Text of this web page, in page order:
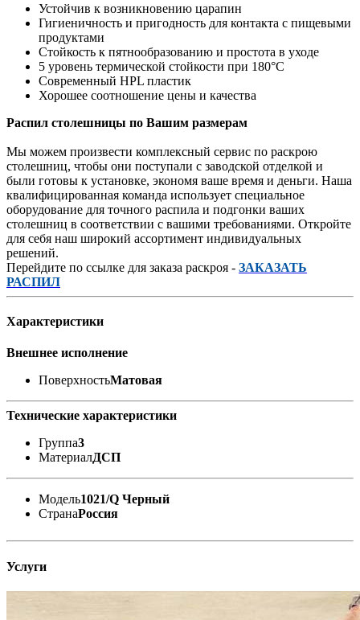
Устойчив к возникновению царапин
Гигиеничность и пригодность для контакта с пищевыми
продуктами
Стойкость к пятнообразованию и простота в уходе
5 уровень термической стойкости при 180°С
Современный HPL пластик
Хорошее соотношение цены и качества
Распил столешницы по Вашим размерам
Мы можем произвести комплексный сервис по раскрою
столешниц, чтобы они поступали с заводской отделкой и
были готовы к установке, экономя ваше время и деньги. Наша
квалифицированная команда использует специальное
оборудование для точного распила и подгонки ваших
столешниц в соответствии с вашими требованиями. Откройте
для себя наш широкий ассортимент индивидуальных
решений.
Перейдите по ссылке для заказа раскроя - ЗАКАЗАТЬ
РАСПИЛ
Характеристики
Внешнее исполнение
ПоверхностьМатовая
Технические характеристики
Группа3
МатериалДСП
Модель1021/Q Черный
СтранаРоссия
Услуги